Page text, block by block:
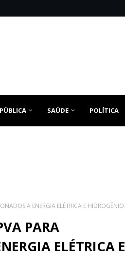
SAÚDE POLÍTICA
A ENERGIA ELÉTRICA E HIDROGÊNIO
PARA
ELÉTRICA E